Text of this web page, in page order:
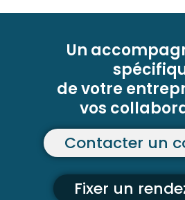
Un
de votre
vos
Contacter un
Fixer un